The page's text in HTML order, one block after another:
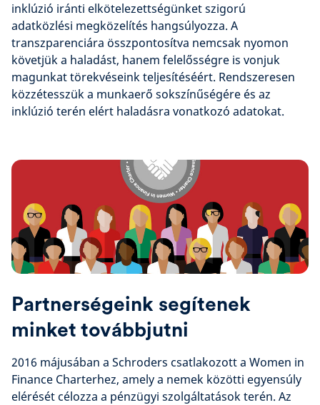
inklúzió iránti elkötelezettségünket szigorú
adatközlési megközelítés hangsúlyozza. A
transzparenciára összpontosítva nemcsak nyomon
követjük a haladást, hanem felelősségre is vonjuk
magunkat törekvéseink teljesítéséért. Rendszeresen
közzétesszük a munkaerő sokszínűségére és az
inklúzió terén elért haladásra vonatkozó adatokat.
Partnerségeink segítenek
minket továbbjutni
2016 májusában a Schroders csatlakozott a Women in
Finance Charterhez, amely a nemek közötti egyensúly
elérését célozza a pénzügyi szolgáltatások terén. Az